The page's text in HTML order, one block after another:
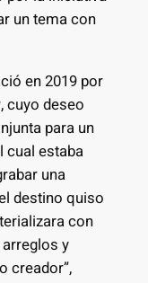
un tema con
en 2019 por
cuyo deseo
para un
cual estaba
una
destino quiso
con
y
creador”,